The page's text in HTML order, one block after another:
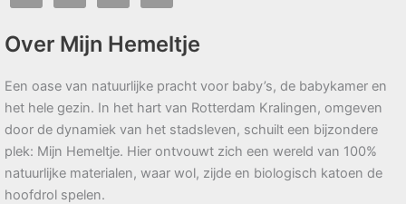
Over Mijn Hemeltje
Een oase van natuurlijke pracht voor baby’s, de babykamer en
het hele gezin. In het hart van Rotterdam Kralingen, omgeven
door de dynamiek van het stadsleven, schuilt een bijzondere
plek: Mijn Hemeltje. Hier ontvouwt zich een wereld van 100%
natuurlijke materialen, waar wol, zijde en biologisch katoen de
hoofdrol spelen.